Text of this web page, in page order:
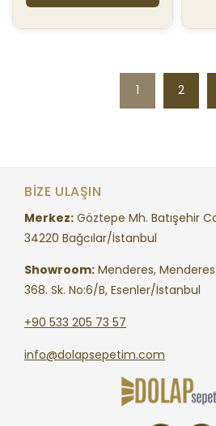
1 2
BIZE ULAŞIN
Merkez: Göztepe Mh. Batışehir
34220 Bağcılar/İstanbul
Showroom: Menderes, Menderes
368. Sk. No:6/B, Esenler/İstanbul
+90 533 205 73 57
info@dolapsepetim.com